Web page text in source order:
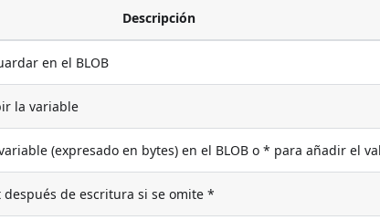
Descripción
en el BLOB
la variable
(expresado en bytes) en el BLOB o * para añadir el
después de escritura si se omite *